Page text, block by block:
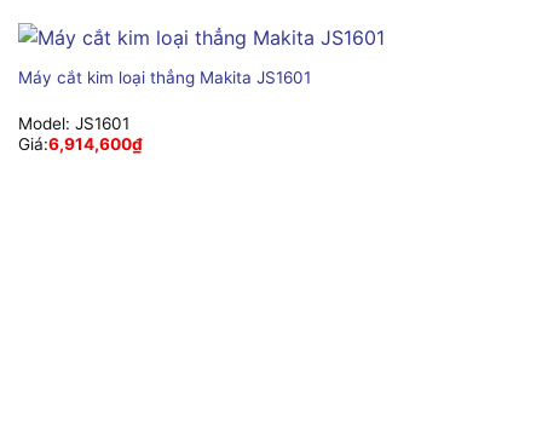
Máy cắt kim loại thẳng Makita JS1601
Model: JS1601
Giá:6,914,600₫